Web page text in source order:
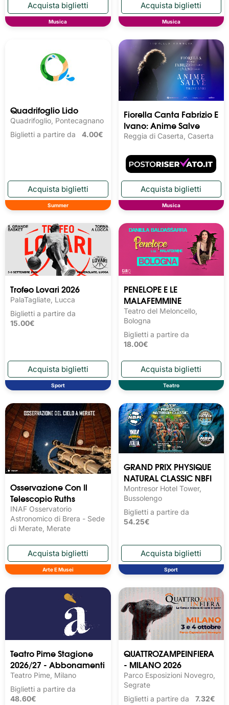
Musica Musica
Quadrifoglio Lido
Quadrifoglio, Pontecagnano
Biglietti a partire da 4.00€
Summer
Fiorella Canta Fabrizio E
Ivano: Anime Salve
Reggia di Caserta, Caserta
Musica
Trofeo Lovari 2026
PalaTagliate, Lucca
Biglietti a partire da
15.00€
Sport
PENELOPE E LE
MALAFEMMINE
Teatro del Meloncello,
Bologna
Biglietti a partire da
18.00€
Teatro
Osservazione Con Il
Telescopio Ruths
INAF Osservatorio
Astronomico di Brera - Sede
di Merate, Merate
Arte E Musei
GRAND PRIX PHYSIQUE
NATURAL CLASSIC NBFI
Montresor Hotel Tower,
Bussolengo
Biglietti a partire da
54.25€
Sport
Teatro Pime Stagione
2026/27 - Abbonamenti
Teatro Pime, Milano
Biglietti a partire da
48.60€
QUATTROZAMPEINFIERA
- MILANO 2026
Parco Esposizioni Novegro,
Segrate
Biglietti a partire da 7.32€